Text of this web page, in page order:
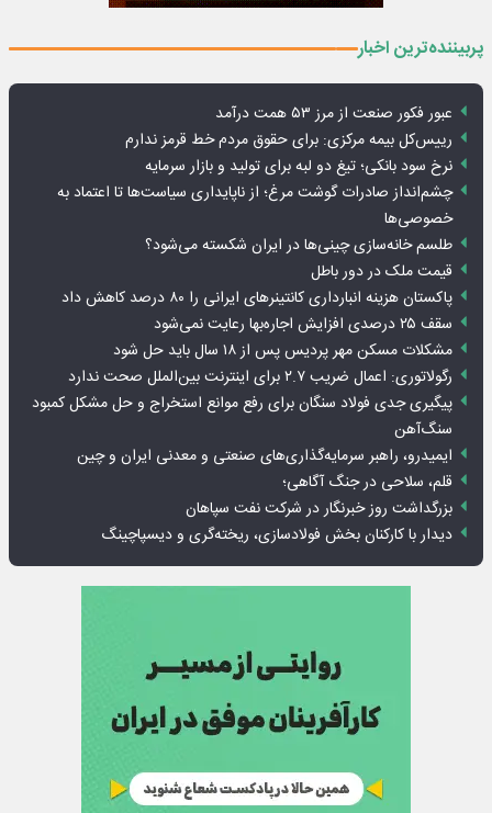
پربیننده‌ترین اخبار
عبور فکور صنعت از مرز ۵۳ همت درآمد
رییس‌کل بیمه مرکزی: برای حقوق مردم خط قرمز ندارم
نرخ سود بانکی؛ تیغ دو لبه برای تولید و بازار سرمایه
چشم‌انداز صادرات گوشت مرغ؛ از ناپایداری سیاست‌ها تا اعتماد به
خصوصی‌ها
طلسم خانه‌سازی چینی‌ها در ایران شکسته می‌شود؟
قیمت ملک در دور باطل
پاکستان هزینه انبارداری کانتینرهای ایرانی را ۸۰ درصد کاهش داد
سقف ۲۵ درصدی افزایش اجاره‌بها رعایت نمی‌شود
مشکلات مسکن مهر پردیس پس از ۱۸ سال باید حل شود
رگولاتوری: اعمال ضریب ۲.۷ برای اینترنت بین‌الملل صحت ندارد
پیگیری جدی فولاد سنگان برای رفع موانع استخراج و حل مشکل کمبود
سنگ‌آهن
ایمیدرو، راهبر سرمایه‌گذاری‌های صنعتی و معدنی ایران و چین
قلم، سلاحی در جنگ آگاهی؛
بزرگداشت روز خبرنگار در شرکت نفت سپاهان
دیدار با کارکنان بخش فولادسازی، ریخته‌گری و دیسپاچینگ